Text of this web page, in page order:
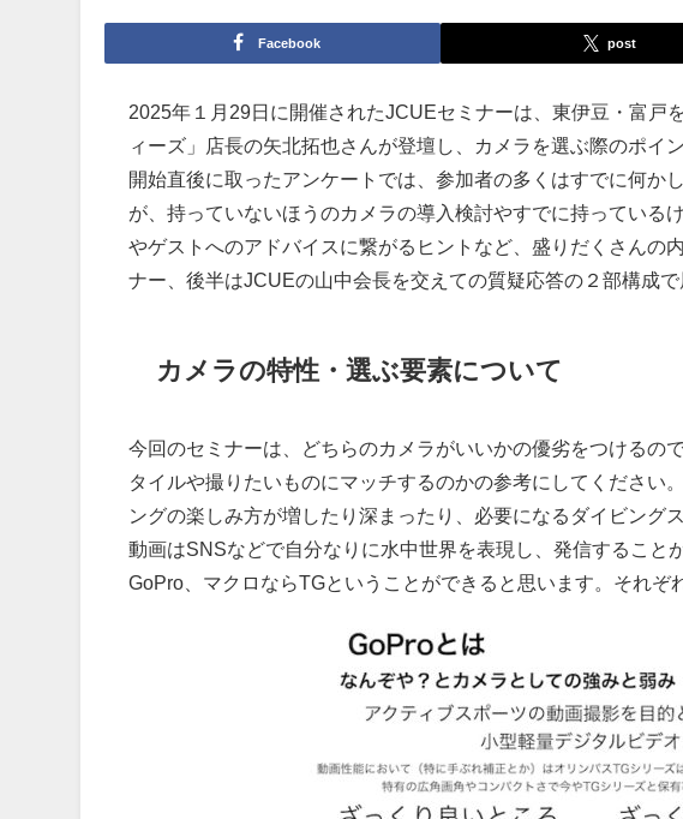
Facebook post
2025年１月29日に開催されたJCUEセミナーは、東伊豆・富戸
ィーズ」店長の矢北拓也さんが登壇し、カメラを選ぶ際のポイ
開始直後に取ったアンケートでは、参加者の多くはすでに何か
が、持っていないほうのカメラの導入検討やすでに持っている
やゲストへのアドバイスに繋がるヒントなど、盛りだくさんの
ナー、後半はJCUEの山中会長を交えての質疑応答の２部構成で
カメラの特性・選ぶ要素について
今回のセミナーは、どちらのカメラがいいかの優劣をつけるの
タイルや撮りたいものにマッチするのかの参考にしてください
ングの楽しみ方が増したり深まったり、必要になるダイビング
動画はSNSなどで自分なりに水中世界を表現し、発信すること
GoPro、マクロならTGということができると思います。それぞ